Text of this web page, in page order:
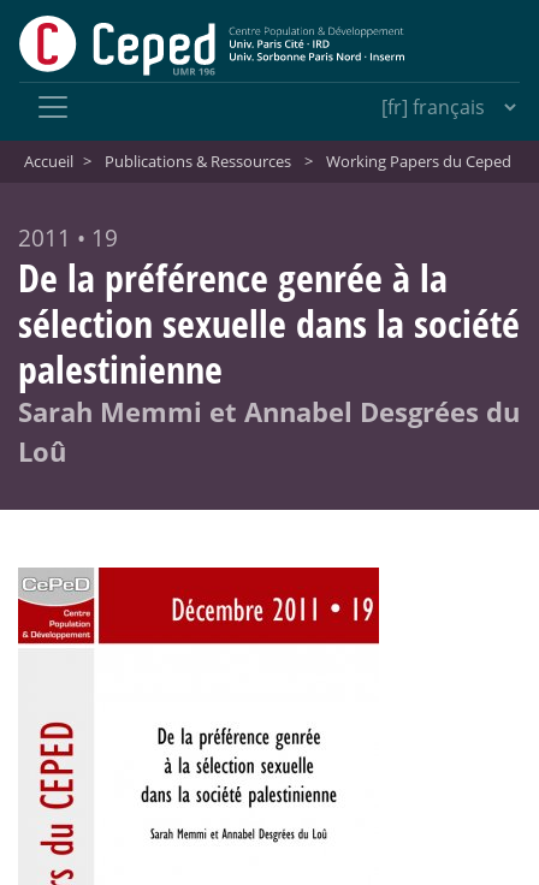
Accueil > Publications & Ressources > Working Papers du Ceped
2011 • 19
De la préférence genrée à la
sélection sexuelle dans la société
palestinienne
Sarah Memmi et Annabel Desgrées du
Loû